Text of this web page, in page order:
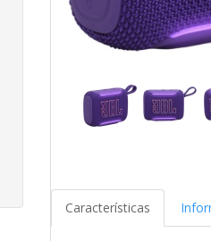
Características